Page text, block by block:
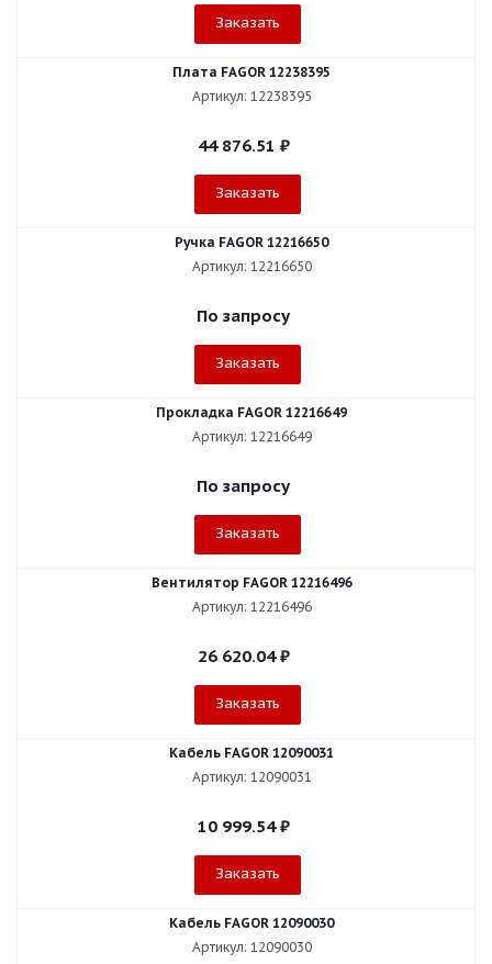
Заказать
Плата FAGOR 12238395
Артикул: 12238395
44 876.51 ₽
Заказать
Ручка FAGOR 12216650
Артикул: 12216650
По запросу
Заказать
Прокладка FAGOR 12216649
Артикул: 12216649
По запросу
Заказать
Вентилятор FAGOR 12216496
Артикул: 12216496
26 620.04₽
Заказать
Кабель FAGOR 12090031
Артикул: 12090031
10 999.54₽
Заказать
Кабель FAGOR 12090030
Артикул: 12090030